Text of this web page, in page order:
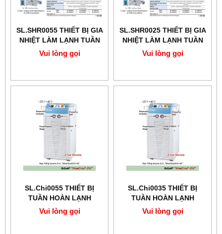
SL.SHR0055 ​​​​​​​THIẾT BỊ GIA
NHIỆT LÀM LẠNH TUẦN
HOÀN CHÍNH XÁC 18L
Vui lòng gọi
SL.SHR0025 ​​​​​​​THIẾT BỊ GIA
NHIỆT LÀM LẠNH TUẦN
HOÀN CHÍNH XÁC -30℃
+200℃
Vui lòng gọi
SL.Chi0055 THIẾT BỊ
TUẦN HOÀN LẠNH
SCILAB -20℃+40℃, 47L
Vui lòng gọi
SL.Chi0035 THIẾT BỊ
TUẦN HOÀN LẠNH
SCILAB -20℃+40℃, 29Lit
Vui lòng gọi